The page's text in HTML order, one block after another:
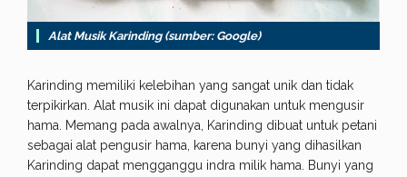
Alat Musik Karinding (sumber: Google)
Karinding memiliki kelebihan yang sangat unik dan tidak
terpikirkan. Alat musik ini dapat digunakan untuk mengusir
hama. Memang pada awalnya, Karinding dibuat untuk petani
sebagai alat pengusir hama, karena bunyi yang dihasilkan
Karinding dapat mengganggu indra milik hama. Bunyi yang